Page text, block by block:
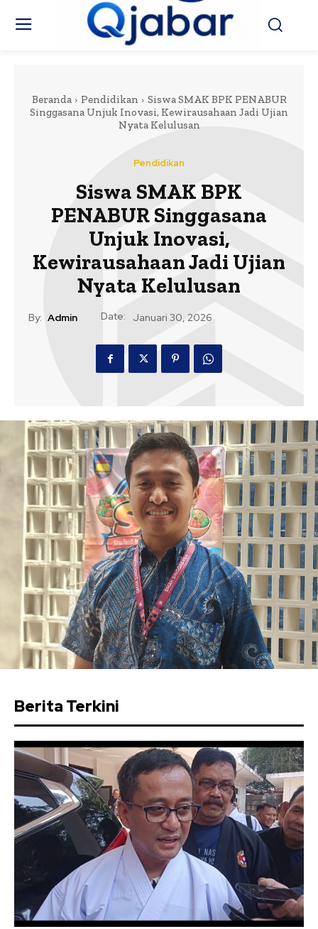
Beranda Pendidikan
Siswa SMAK BPK PENABUR
Singgasana Unjuk Inovasi, Kewirausahaan Jadi Ujian
Nyata Kelulusan
Pendidikan
Siswa SMAK BPK
PENABUR Singgasana
Unjuk Inovasi,
Kewirausahaan Jadi Ujian
Nyata Kelulusan
By: Admin Date: Januari 30, 2026
Berita Terkini